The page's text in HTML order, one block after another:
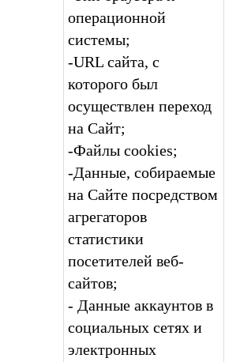
операционной
системы;
-URL сайта, с
которого был
осуществлен переход
на Сайт;
-Файлы cookies;
-Данные, собираемые
на Сайте посредством
агрегаторов
статистики
посетителей веб-
сайтов;
- Данные аккаунтов в
социальных сетях и
электронных